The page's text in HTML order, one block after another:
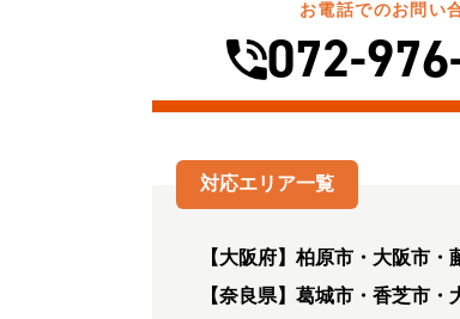
お電話でのお問い
072-
対応エリア一覧
【大阪府】柏原市・大阪市
【奈良県】葛城市・香芝市